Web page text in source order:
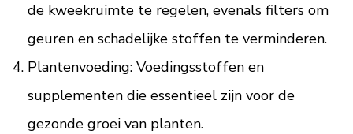
de kweekruimte te regelen, evenals filters om
geuren en schadelijke stoffen te verminderen.
Plantenvoeding: Voedingsstoffen en
supplementen die essentieel zijn voor de
gezonde groei van planten.